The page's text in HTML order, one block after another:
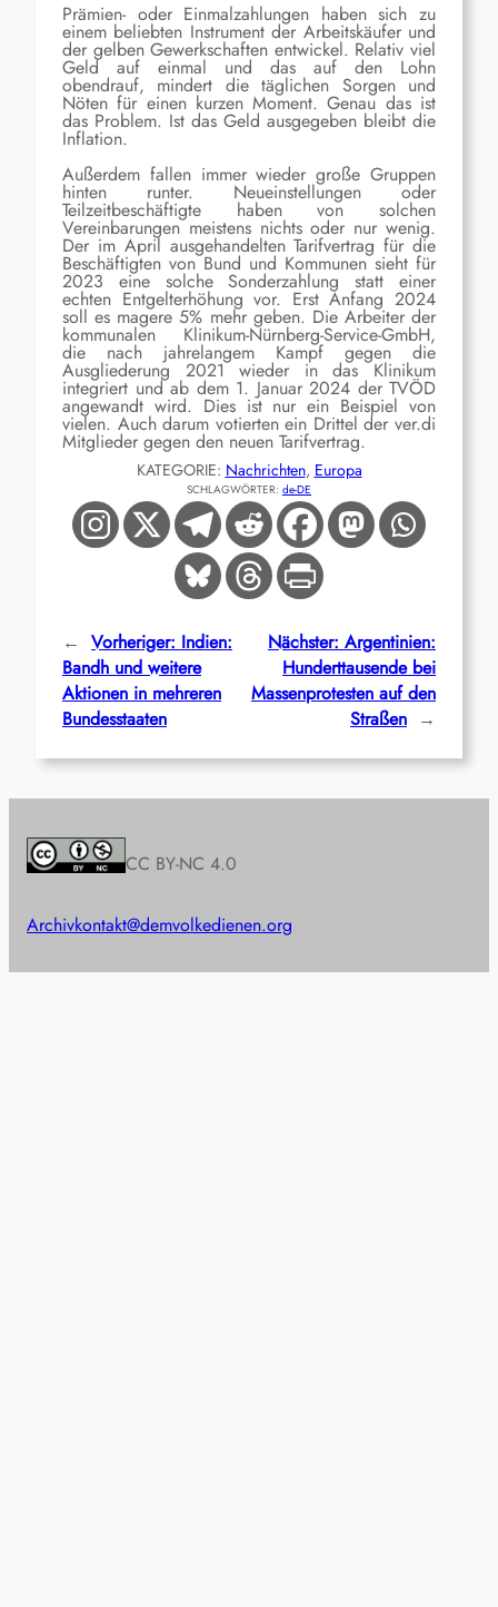
Prämien- oder Einmalzahlungen haben sich zu
einem beliebten Instrument der Arbeitskäufer und
der gelben Gewerkschaften entwickel. Relativ viel
Geld auf einmal und das auf den Lohn
obendrauf, mindert die täglichen Sorgen und
Nöten für einen kurzen Moment. Genau das ist
das Problem. Ist das Geld ausgegeben bleibt die
Inflation.
Außerdem fallen immer wieder große Gruppen
hinten runter. Neueinstellungen oder
Teilzeitbeschäftigte haben von solchen
Vereinbarungen meistens nichts oder nur wenig.
Der im April ausgehandelten Tarifvertrag für die
Beschäftigten von Bund und Kommunen sieht für
2023 eine solche Sonderzahlung statt einer
echten Entgelterhöhung vor. Erst Anfang 2024
soll es magere 5% mehr geben. Die Arbeiter der
kommunalen Klinikum-Nürnberg-Service-GmbH,
die nach jahrelangem Kampf gegen die
Ausgliederung 2021 wieder in das Klinikum
integriert und ab dem 1. Januar 2024 der TVÖD
angewandt wird. Dies ist nur ein Beispiel von
vielen. Auch darum votierten ein Drittel der ver.di
Mitglieder gegen den neuen Tarifvertrag.
KATEGORIE: Nachrichten, Europa
SCHLAGWÖRTER: de-DE
← Vorheriger: Indien:
Bandh und weitere
Aktionen in mehreren
Bundesstaaten
Nächster: Argentinien:
Hunderttausende bei
Massenprotesten auf den
Straßen →
CC BY-NC 4.0
Archivkontakt@demvolkedienen.org